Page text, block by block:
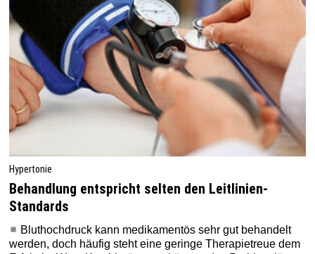
Hypertonie
Behandlung entspricht selten den Leitlinien-
Standards
Bluthochdruck kann medikamentös sehr gut behandelt
werden, doch häufig steht eine geringe Therapietreue dem